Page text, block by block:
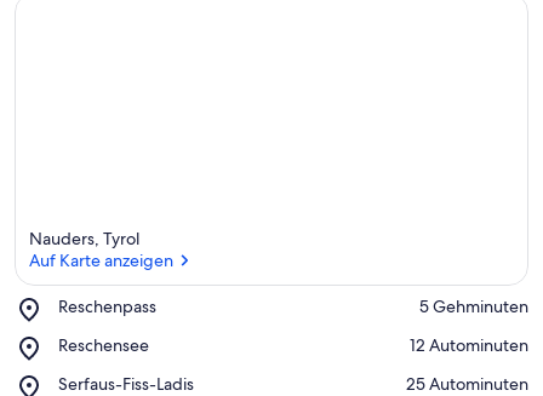
Nauders, Tyrol
Auf Karte anzeigen
Reschenpass
Place,
‪5 Gehminuten‬
Reschensee
Place,
‪12 Autominuten‬
Serfaus-Fiss-Ladis
Place,
‪25 Autominuten‬